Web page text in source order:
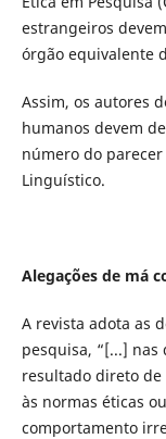
estrangeiros
órgão equivalente
Assim, os autores
humanos devem
número do
Linguístico.
Alegações de má
A revista adota as
pesquisa, “[...] nas
resultado direto
às normas éticas
comportamento